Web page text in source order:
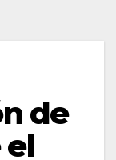
de
el